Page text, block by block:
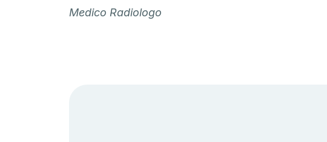
Medico Radiologo